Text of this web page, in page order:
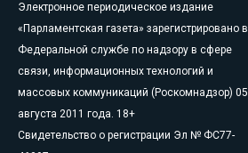
Электронное периодическое издание
«Парламентская газета» зарегистрировано в
Федеральной службе по надзору в сфере
связи, информационных технологий и
массовых коммуникаций (Роскомнадзор) 05
августа 2011 года. 18+
Свидетельство о регистрации Эл № ФС77-